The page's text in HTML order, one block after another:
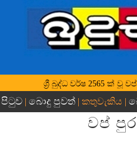
ශ්‍රී බුද්ධ වර්ෂ 2565 ක් වූ
| බොදු පුවත්| කතුවැකිය |
වප්